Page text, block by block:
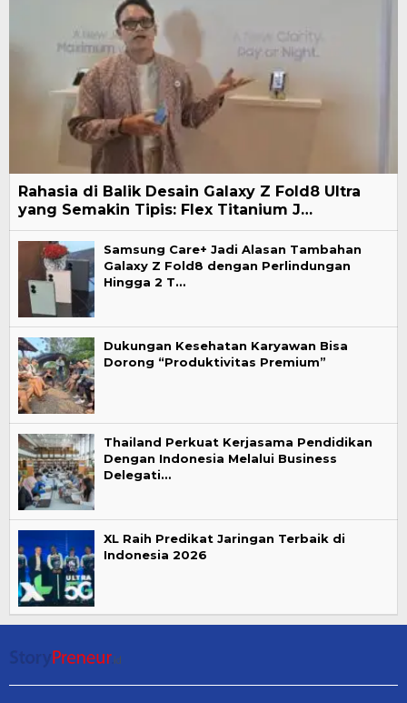
Rahasia di Balik Desain Galaxy Z Fold8 Ultra
yang Semakin Tipis: Flex Titanium J…
Samsung Care+ Jadi Alasan Tambahan
Galaxy Z Fold8 dengan Perlindungan
Hingga 2 T…
Dukungan Kesehatan Karyawan Bisa
Dorong “Produktivitas Premium”
Thailand Perkuat Kerjasama Pendidikan
Dengan Indonesia Melalui Business
Delegati…
XL Raih Predikat Jaringan Terbaik di
Indonesia 2026